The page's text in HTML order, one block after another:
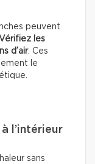
peuvent
Vérifiez les
d’air. Ces
le
l’intérieur
sans